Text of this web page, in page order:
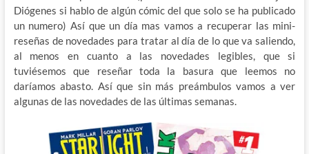
Diógenes si hablo de algún cómic del que solo se ha publicado
un numero) Así que un día mas vamos a recuperar las mini-
reseñas de novedades para tratar al día de lo que va saliendo,
al menos en cuanto a las novedades legibles, que si
tuviésemos que reseñar toda la basura que leemos no
daríamos abasto. Así que sin más preámbulos vamos a ver
algunas de las novedades de las últimas semanas.